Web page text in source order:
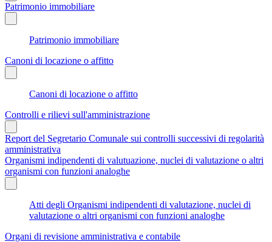
Patrimonio immobiliare
Patrimonio immobiliare
Canoni di locazione o affitto
Canoni di locazione o affitto
Controlli e rilievi sull'amministrazione
Report del Segretario Comunale sui controlli successivi di regolarità
amministrativa
Organismi indipendenti di valutuazione, nuclei di valutazione o altri
organismi con funzioni analoghe
Atti degli Organismi indipendenti di valutazione, nuclei di
valutazione o altri organismi con funzioni analoghe
Organi di revisione amministrativa e contabile